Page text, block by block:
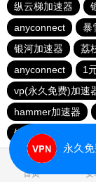
纵云梯加速器
anyconnect
暴
银河加速器
荔
anyconnect
1
vp(永久免费)加速
hammer加速器
银河加速器
首页 安
永久